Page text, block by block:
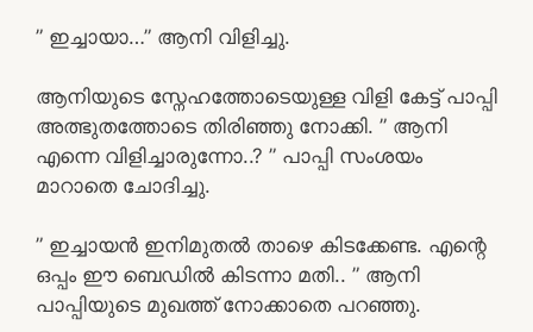
” ഇച്ചായാ…” ആനി വിളിച്ചു.
ആനിയുടെ സ്നേഹത്തോടെയുള്ള വിളി കേട്ട് പാപ്പി
അത്ഭുതത്തോടെ തിരിഞ്ഞു നോക്കി. ” ആനി
എന്നെ വിളിച്ചാരുന്നോ..? ” പാപ്പി സംശയം
മാറാതെ ചോദിച്ചു.
” ഇച്ചായൻ ഇനിമുതൽ താഴെ കിടക്കേണ്ട. എന്റെ
ഒപ്പം ഈ ബെഡിൽ കിടന്നാ മതി.. ” ആനി
പാപ്പിയുടെ മുഖത്ത് നോക്കാതെ പറഞ്ഞു.